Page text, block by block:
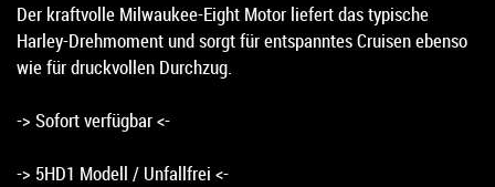
Der kraftvolle Milwaukee-Eight Motor liefert das typische
Harley-Drehmoment und sorgt für entspanntes Cruisen ebenso
wie für druckvollen Durchzug.
-> Sofort verfügbar <-
-> 5HD1 Modell / Unfallfrei <-